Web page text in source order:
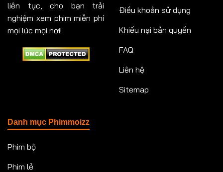
liên tục, cho bạn trải
nghiệm xem phim miễn phí
mọi lúc mọi nơi!
Điều khoản sử dụng
Khiếu nại bản quyền
FAQ
Liên hệ
Sitemap
Danh mục Phimmoizz
Phim bộ
Phim lẻ